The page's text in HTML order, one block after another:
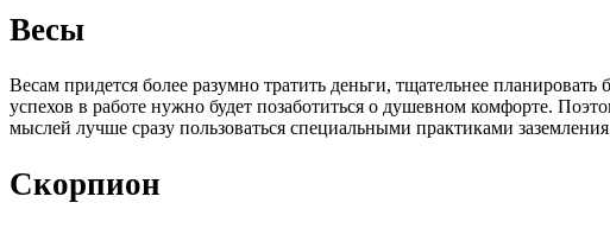
Весы
Весам придется более разумно тратить деньги, тщательнее
успехов в работе нужно будет позаботиться о душевном комфорте.
мыслей лучше сразу пользоваться специальными практиками
Скорпион